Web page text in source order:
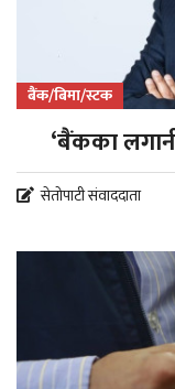
बैंक/बिमा/स्टक
‘बैंकका
सेतोपाटी संवाददाता